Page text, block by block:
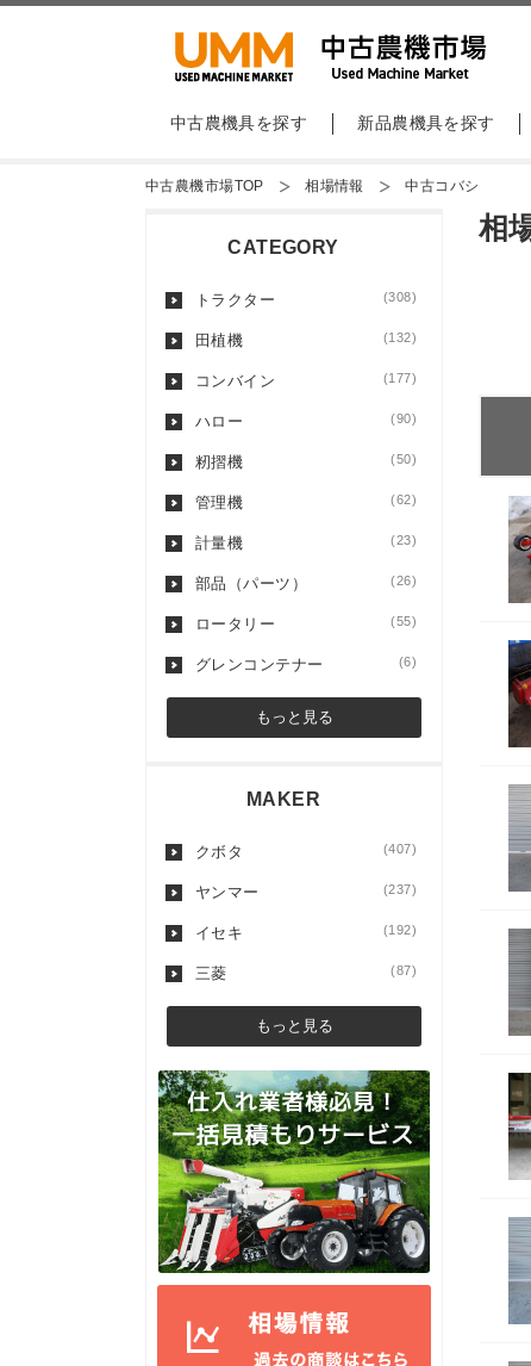
中古農機具を探す 新品農機具を探す
中古農機市場TOP 相場情報 中古コバシ
相
CATEGORY
トラクター (308)
田植機 (132)
コンバイン (177)
ハロー (90)
籾摺機 (50)
管理機 (62)
計量機 (23)
部品（パーツ） (26)
ロータリー (55)
グレンコンテナー (6)
もっと見る
MAKER
クボタ (407)
ヤンマー (237)
イセキ (192)
三菱 (87)
もっと見る